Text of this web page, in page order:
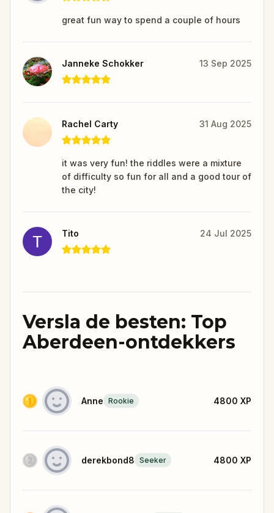
great fun way to spend a couple of hours
Janneke Schokker 13 Sep 2025
Rachel Carty 31 Aug 2025
it was very fun! the riddles were a mixture
of difficulty so fun for all and a good tour of
the city!
Tito 24 Jul 2025
Versla de besten: Top
Aberdeen-ontdekkers
Anne Rookie 4800 XP
derekbond8 Seeker 4800 XP